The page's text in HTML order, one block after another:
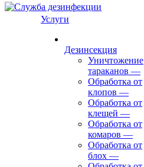
Услуги
Дезинсекция
Уничтожение
тараканов —
Обработка от
клопов —
Обработка от
клещей —
Обработка от
комаров —
Обработка от
блох —